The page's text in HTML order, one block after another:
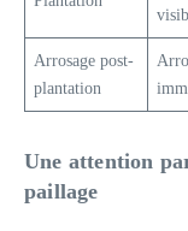
Arrosage post-
plantation
Une attention
paillage